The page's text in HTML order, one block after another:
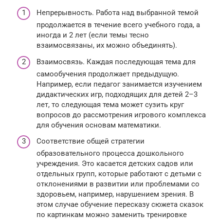
Непрерывность. Работа над выбранной темой
продолжается в течение всего учебного года, а
иногда и 2 лет (если темы тесно
взаимосвязаны, их можно объединять).
Взаимосвязь. Каждая последующая тема для
самообучения продолжает предыдущую.
Например, если педагог занимается изучением
дидактических игр, подходящих для детей 2–3
лет, то следующая тема может сузить круг
вопросов до рассмотрения игрового комплекса
для обучения основам математики.
Соответствие общей стратегии
образовательного процесса дошкольного
учреждения. Это касается детских садов или
отдельных групп, которые работают с детьми с
отклонениями в развитии или проблемами со
здоровьем, например, нарушением зрения. В
этом случае обучение пересказу сюжета сказок
по картинкам можно заменить тренировке